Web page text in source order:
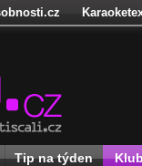
Tip na týden